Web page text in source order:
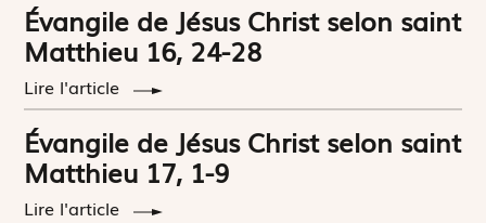
Évangile de Jésus Christ selon saint
Matthieu 16, 24-28
Lire l'article
Évangile de Jésus Christ selon saint
Matthieu 17, 1-9
Lire l'article